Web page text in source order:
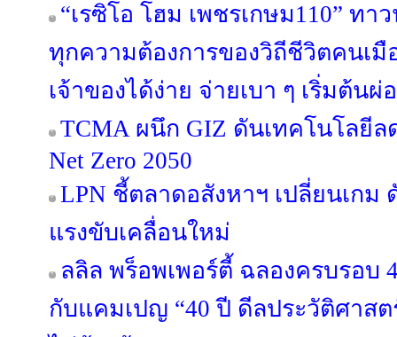
“เรซิโอ โฮม เพชรเกษม110” ท
ทุกความต้องการของวิถีชีวิตคนเมื
เจ้าของได้ง่าย จ่ายเบา ๆ เริ่มต้น
TCMA ผนึก GIZ ดันเทคโนโลยีล
Net Zero 2050
LPN ชี้ตลาดอสังหาฯ เปลี่ยนเก
แรงขับเคลื่อนใหม่
ลลิล พร็อพเพอร์ตี้ ฉลองครบรอบ
กับแคมเปญ “40 ปี ดีลประวัติศาส